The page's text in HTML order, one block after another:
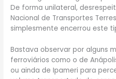
De forma unilateral,
Nacional de Transportes
simplesmente encerrou este
Bastava observar por alguns
ferroviários como o de
ou ainda de Ipameri para